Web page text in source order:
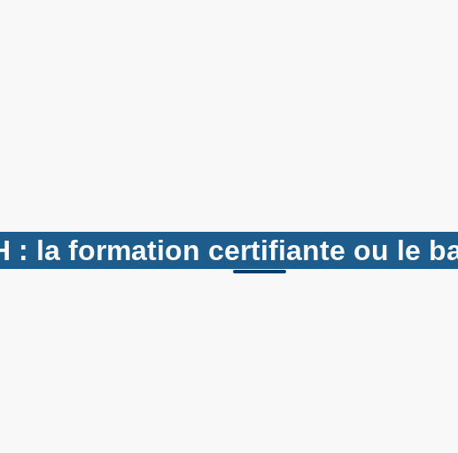
: la formation certifiante ou le